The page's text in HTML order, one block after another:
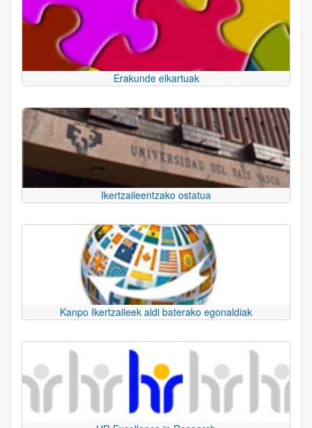
Erakunde elkartuak
Ikertzaileentzako ostatua
Kanpo Ikertzaileek aldi baterako egonaldiak